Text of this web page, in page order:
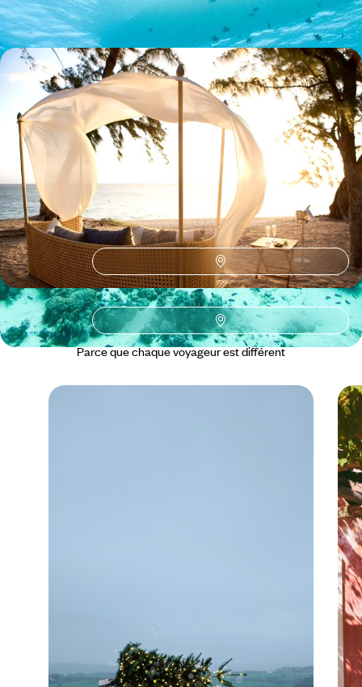
13 jours, de 3300 à 4500 €
La Réunion et Maurice - Noces d’exception dans
l’océan Indien
Pour une lune de miel ou un grand voyage à deux, une romance
itinérante à La Réunion et régénératrice à Maurice
13 jours, de 4800 à 6600 €
Toutes nos suggestions de voyages partir à deux à l'Ile Maurice
(3)
L'Ile Maurice selonvos envies
Parce que chaque voyageur est différent